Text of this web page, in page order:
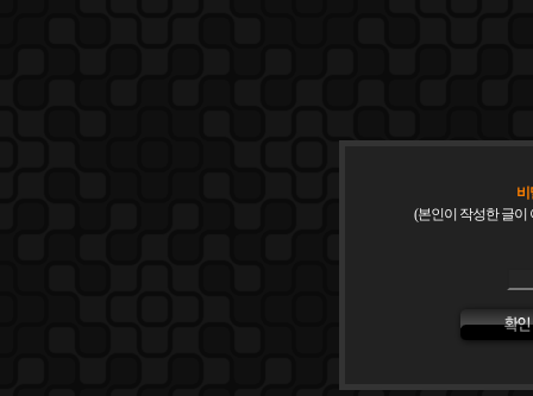
비
(본인이 작성한 글이